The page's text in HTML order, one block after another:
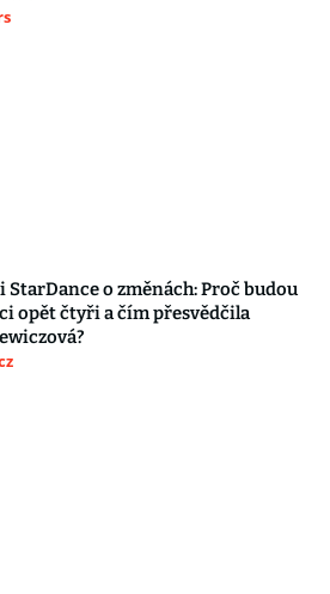
StarDance o změnách: Proč budou
opět čtyři a čím přesvědčila